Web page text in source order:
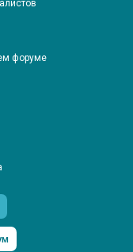
форуме